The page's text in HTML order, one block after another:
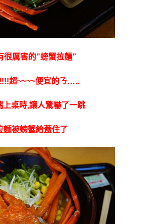
很厲害的”螃蟹拉麵”
超~~~~便宜的ㄋ…..
上桌時,讓人驚嚇了一跳
麵被螃蟹給蓋住了